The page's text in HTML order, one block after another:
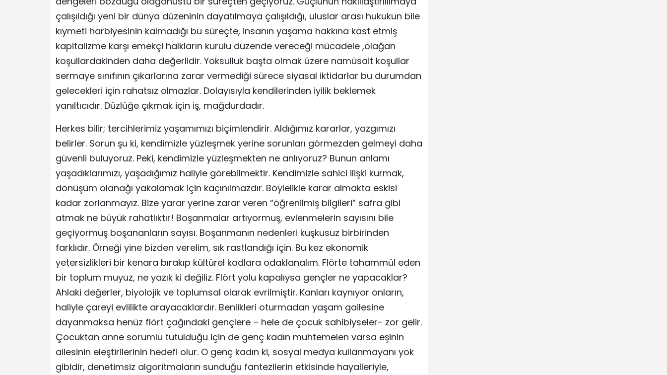
çalışıldığı yeni bir dünya düzeninin dayatılmaya çalışıldığı, uluslar arası hukukun bile
kıymeti harbiyesinin kalmadığı bu süreçte, insanın yaşama hakkına kast etmiş
kapitalizme karşı emekçi halkların kurulu düzende vereceği mücadele ,olağan
koşullardakinden daha değerlidir. Yoksulluk başta olmak üzere namüsait koşullar
sermaye sınıfının çıkarlarına zarar vermediği sürece siyasal iktidarlar bu durumdan
gelecekleri için rahatsız olmazlar. Dolayısıyla kendilerinden iyilik beklemek
yanıltıcıdır. Düzlüğe çıkmak için iş, mağdurdadır.
Herkes bilir; tercihlerimiz yaşamımızı biçimlendirir. Aldığımız kararlar, yazgımızı
belirler. Sorun şu ki, kendimizle yüzleşmek yerine sorunları görmezden gelmeyi daha
güvenli buluyoruz. Peki, kendimizle yüzleşmekten ne anlıyoruz? Bunun anlamı
yaşadıklarımızı, yaşadığımız haliyle görebilmektir. Kendimizle sahici ilişki kurmak,
dönüşüm olanağı yakalamak için kaçınılmazdır. Böylelikle karar almakta eskisi
kadar zorlanmayız. Bize yarar yerine zarar veren “öğrenilmiş bilgileri” safra gibi
atmak ne büyük rahatlıktır! Boşanmalar artıyormuş, evlenmelerin sayısını bile
geçiyormuş boşananların sayısı. Boşanmanın nedenleri kuşkusuz birbirinden
farklıdır. Örneği yine bizden verelim, sık rastlandığı için. Bu kez ekonomik
yetersizlikleri bir kenara bırakıp kültürel kodlara odaklanalım. Flörte tahammül eden
bir toplum muyuz, ne yazık ki değiliz. Flört yolu kapalıysa gençler ne yapacaklar?
Ahlaki değerler, biyolojik ve toplumsal olarak evrilmiştir. Kanları kaynıyor onların,
haliyle çareyi evlilikte arayacaklardır. Benlikleri oturmadan yaşam gailesine
dayanmaksa henüz flört çağındaki gençlere – hele de çocuk sahibiyseler- zor gelir.
Çocuktan anne sorumlu tutulduğu için de genç kadın muhtemelen varsa eşinin
ailesinin eleştirilerinin hedefi olur. O genç kadın ki, sosyal medya kullanmayanı yok
gibidir, denetimsiz algoritmaların sunduğu fantezilerin etkisinde hayalleriyle,